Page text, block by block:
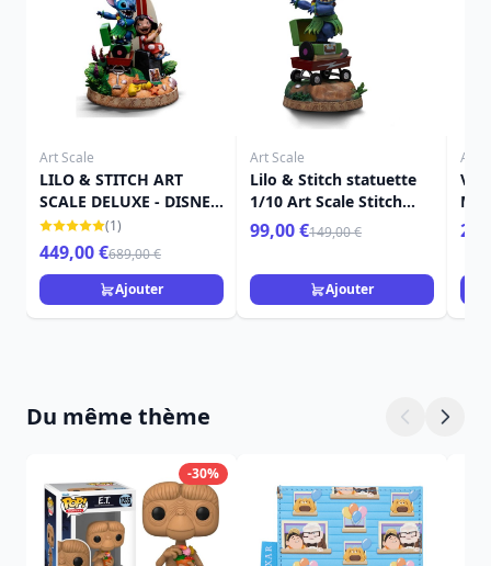
Art Scale
LILO & STITCH ART
SCALE DELUXE - DISNEY
LILO & STITCH
(1)
449,00 €689,00 €
Ajouter
Art Scale
Lilo & Stitch statuette
1/10 Art Scale Stitch
Hula 17 cm
99,00 €149,00 €
Ajouter
Art
Du même thème
-30%